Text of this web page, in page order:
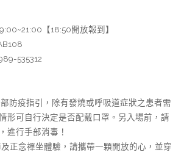
【18:50開放報到】
535312
防疫指引，除有發燒或呼吸道症狀之患者需
形可自行決定是否配戴口罩。另入場前，請
進行手部消毒！
正念禪坐體驗，請攜帶一顆開放的心，並穿